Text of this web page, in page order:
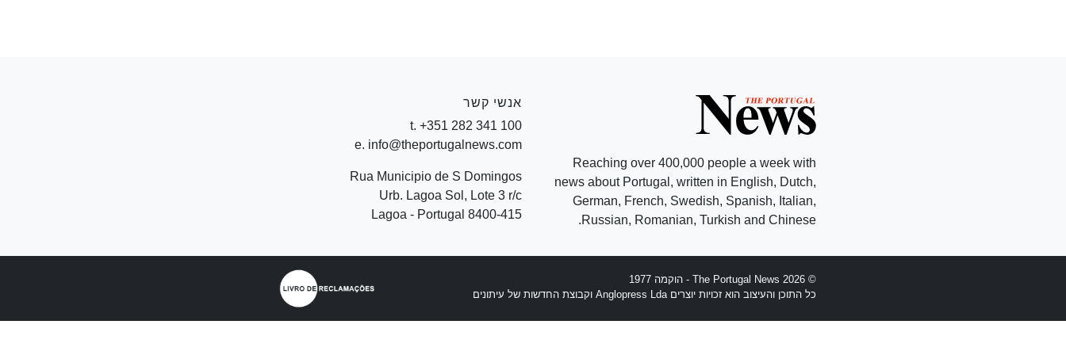
Reaching over 400,000 people a week with
news about Portugal, written in English, Dutch,
German, French, Swedish, Spanish, Italian,
Russian, Romanian, Turkish and Chinese.
אנשי קשר
t. +351 282 341 100
e. info@theportugalnews.com
Rua Municipio de S Domingos
Urb. Lagoa Sol, Lote 3 r/c
8400-415 Lagoa - Portugal
© 2026 The Portugal News - הוקמה 1977
כל התוכן והעיצוב הוא זכויות יוצרים Anglopress Lda וקבוצת החדשות של עיתונים